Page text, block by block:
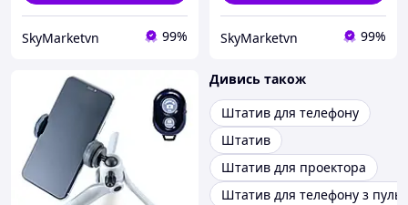
SkyMarketvn 99% SkyMarketvn 99%
Дивись також
Штатив для телефону
Штатив
Штатив для проектора
Штатив для телефону з